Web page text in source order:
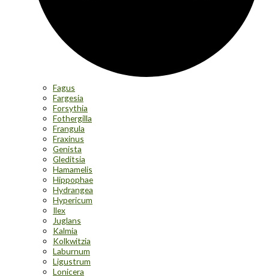
Fagus
Fargesia
Forsythia
Fothergilla
Frangula
Fraxinus
Genista
Gleditsia
Hamamelis
Hippophae
Hydrangea
Hypericum
Ilex
Juglans
Kalmia
Kolkwitzia
Laburnum
Ligustrum
Lonicera